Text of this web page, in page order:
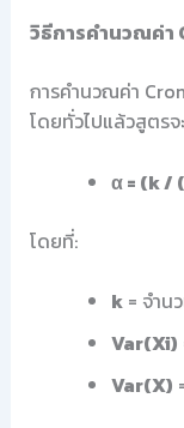
วิธีการคำนวณค่า
การคำนวณค่า
โดยทั่วไปแล้วสูตรจ
α = (k /
โดยที่:
k= จำน
Var(Xi)
Var(X)